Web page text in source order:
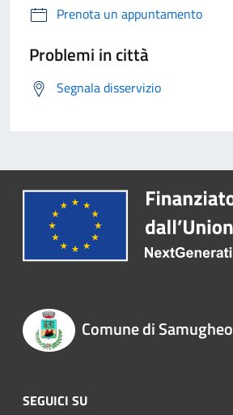
Prenota un appuntamento
Problemi in città
Segnala disservizio
Comune di Samugheo
SEGUICI SU